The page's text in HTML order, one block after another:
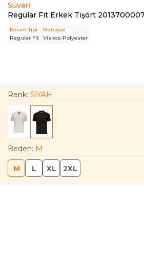
Süvari
Regular Fit Erkek Tişört
Kesim Tipi
Regular Fit
Materyal
Viskoz-Polyester
Renk: SİYAH
Beden: M
M L XL 2XL